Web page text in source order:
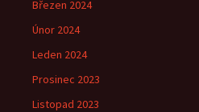
Březen 2024
Únor 2024
Leden 2024
Prosinec 2023
Listopad 2023